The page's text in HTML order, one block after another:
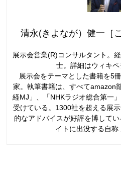
清永(きよなが）健一［
展示会営業(R)コンサルタント。
士。詳細はウィキペ
展示会をテーマとした書籍を5
家。執筆書籍は、すべてamazon
経MJ」、「NHKラジオ総合第一
受けている。1300社を超える展
的なアドバイスが好評を博して
イトに出没する自称